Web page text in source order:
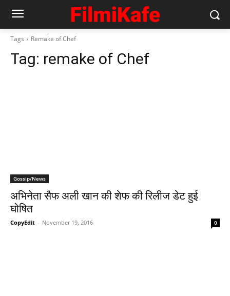
Tags Remake of Chef
Tag: remake of Chef
Gossip/News
अभिनेता सैफ अली खान की शेफ की रिलीज डेट हुई
घोषित
CopyEdit - November 19, 2016 0